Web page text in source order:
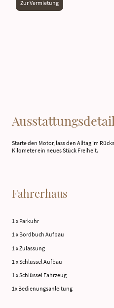
Zur Vermietung
Starte den Motor, lass den Alltag im
Kilometer ein neues Stück Freiheit.
Fahrerhaus
1 x Parkuhr
1 x Bordbuch Aufbau
1 x Zulassung
1 x Schlüssel Aufbau
1 x Schlüssel Fahrzeug
1x Bedienungsanleitung